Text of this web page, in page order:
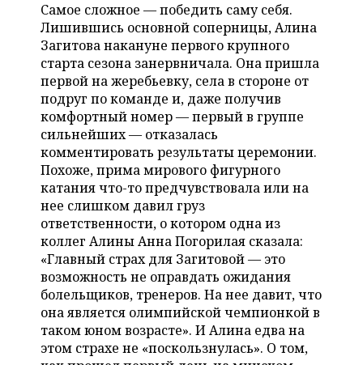
КОМУ ПРИНАДЛЕЖАТ
ТОРГОВЫЕ ЦЕНТРЫ
ТАТАРСТАНА
БЮДЖЕТ
МАШИНОСТРОЕНИЕ
НЕФТЕХИМИЯ
НЕФТЬ
ОПК
ЭНЕРГЕТИКА
НОВОСТИ АВТО
БИЗНЕС
РОЗНИЧНАЯ ТОРГОВЛЯ
ТРАНСПОРТ
УСЛУГИ
ТЕХНОЛОГИИ
НОВОСТИ ТЕХНОЛОГИЙ
МЕДИА
ТЕЛЕКОММУНИКАЦИИ
МЕРОПРИЯТИЯ
НОВОСТИ МЕРОПРИЯТИЙ
ВЫЕЗДНАЯ РЕДАКЦИЯ
БИЗНЕС-БРАНЧИ
ONLINE-КОНФЕРЕНЦИИ
ОТКРЫТАЯ ЛЕКЦИЯ
СПОРТ
НОВОСТИ СПОРТА
ФУТБОЛ
ХОККЕЙ
БАСКЕТБОЛ
ВОЛЕЙБОЛ
КИБЕРСПОРТ
ОБЩЕСТВО
НОВОСТИ ОБЩЕСТВА
ВЛАСТЬ
ИНФРАСТРУКТУРА
ИСТОРИЯ
КУЛЬТУРА
ФОТОГАЛЕРЕЯ
СЮЖЕТЫ
СПРАВОЧНИК
СПИСОК ПЕРСОН
СПИСОК КОМПАНИЙ
ПОЛНАЯ ВЕРСИЯ
Самое сложное — победить саму себя.
Лишившись основной соперницы, Алина
Загитова накануне первого крупного
старта сезона занервничала. Она пришла
первой на жеребьевку, села в стороне от
подруг по команде и, даже получив
комфортный номер — первый в группе
сильнейших — отказалась
комментировать результаты церемонии.
Похоже, прима мирового фигурного
катания что-то предчувствовала или на
нее слишком давил груз
ответственности, о котором одна из
коллег Алины Анна Погорилая сказала:
«Главный страх для Загитовой — это
возможность не оправдать ожидания
болельщиков, тренеров. На нее давит, что
она является олимпийской чемпионкой в
таком юном возрасте». И Алина едва на
этом страхе не «поскользнулась». О том,